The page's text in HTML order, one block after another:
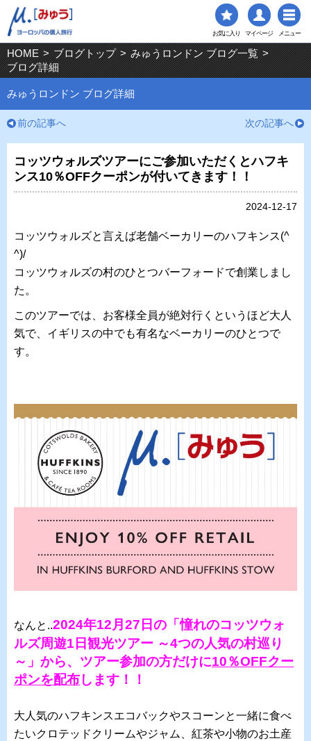
お気に入り マイページ メニュー
HOME > ブログトップ > みゅうロンドン ブログ一覧 >
ブログ詳細
みゅうロンドン ブログ詳細
前の記事へ 次の記事へ
コッツウォルズツアーにご参加いただくとハフキ
ンス10％OFFクーポンが付いてきます！！
2024-12-17
コッツウォルズと言えば老舗ベーカリーのハフキンス(^
^)/
コッツウォルズの村のひとつバーフォードで創業しまし
た。
このツアーでは、お客様全員が絶対行くというほど大人
気で、イギリスの中でも有名なベーカリーのひとつで
す。
なんと..2024年12月27日の「憧れのコッツウォ
ルズ周遊1日観光ツアー ～4つの人気の村巡り
～」から、ツアー参加の方だけに10％OFFクー
ポンを配布します！！
大人気のハフキンスエコバックやスコーンと一緒に食べ
たいクロテッドクリームやジャム、紅茶や小物のお土産